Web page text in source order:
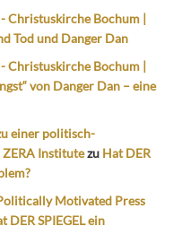
Christuskirche Bochum |
Tod und Danger Dan
Christuskirche Bochum |
von Danger Dan – eine
einer politisch-
ZERA Institutezu Hat DER
Motivated Press
DER SPIEGEL ein